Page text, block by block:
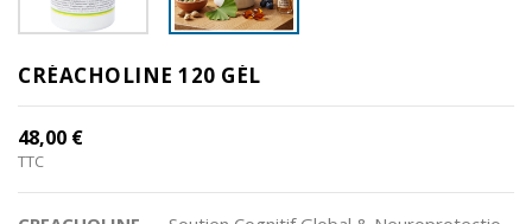
Divers
RSV
Plancher
Pelvien
Informations
CRÉACHOLINE 120 GÉL
48,00 €
TTC